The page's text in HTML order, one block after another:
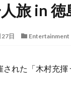
旅 in 徳
日 Entertainment
れた「木村充揮